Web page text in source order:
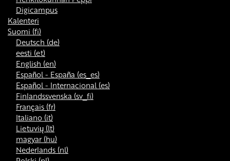
Digicampus
Kalenteri
Suomi ‎(fi)‎
Deutsch ‎(de)‎
eesti ‎(et)‎
English ‎(en)‎
Español - España ‎(es_es)‎
Español - Internacional ‎(es)‎
Finlandssvenska ‎(sv_fi)‎
Français ‎(fr)‎
Italiano ‎(it)‎
Lietuvių ‎(lt)‎
magyar ‎(hu)‎
Nederlands ‎(nl)‎